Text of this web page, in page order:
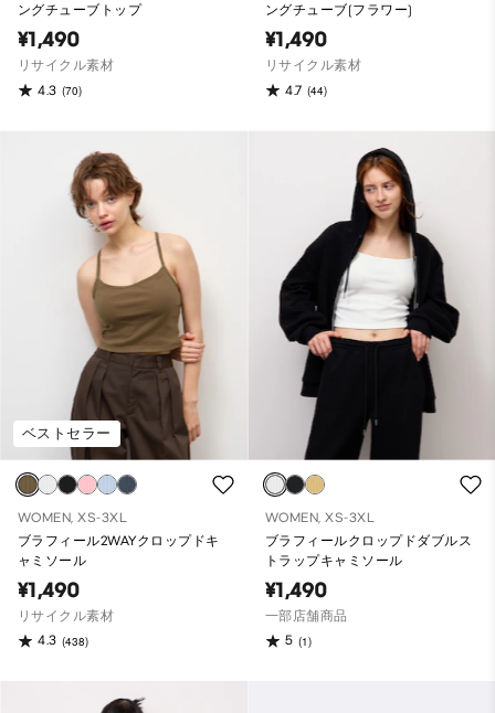
ングチューブトップ
¥1,490
リサイクル素材
4.3 (70)
ングチューブ(フラワー)
¥1,490
リサイクル素材
4.7 (44)
ベストセラー
WOMEN, XS-3XL
ブラフィール2WAYクロップドキ
ャミソール
¥1,490
リサイクル素材
4.3 (438)
WOMEN, XS-3XL
ブラフィールクロップドダブルス
トラップキャミソール
¥1,490
一部店舗商品
5 (1)